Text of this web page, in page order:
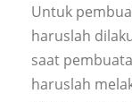
Untuk
haruslah
saat
haruslah